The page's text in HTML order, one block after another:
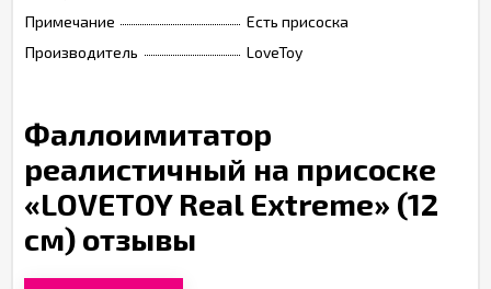
Примечание
Есть присоска
Производитель
LoveToy
Фаллоимитатор
реалистичный на присоске
«LOVETOY Real Extreme» (12
см) отзывы